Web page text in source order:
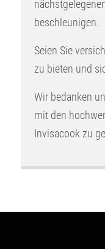
beschleunigen.
Seien Sie
zu bieten und
Wir bedanken
mit den
Invisacook zu